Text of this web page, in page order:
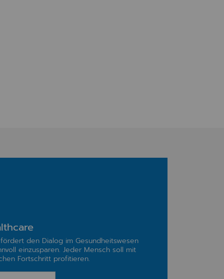
den Dialog im Gesundheitswesen
einzusparen. Jeder Mensch soll mit
Fortschritt profitieren.